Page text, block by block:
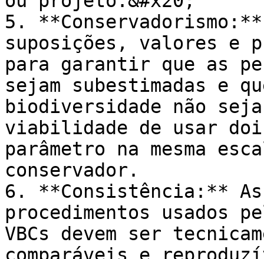
5. **Conservadorismo:**
suposições, valores e
para garantir que as
sejam subestimadas e
biodiversidade não
viabilidade de usar
parâmetro na mesma
conservador.
6. **Consistência:**
procedimentos usados
VBCs devem ser